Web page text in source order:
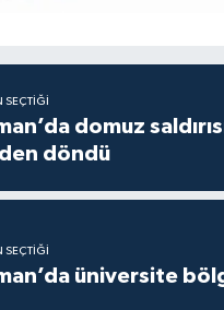
SEÇTIĞI
domuz
döndü
SEÇTIĞI
üniversite